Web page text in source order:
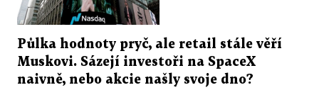
Půlka hodnoty pryč, ale retail stále věří
Muskovi. Sázejí investoři na SpaceX
naivně, nebo akcie našly svoje dno?